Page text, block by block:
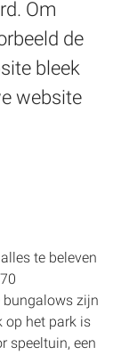
Om
de
bleek
website
te beleven
zijn
op het park is
speeltuin, een